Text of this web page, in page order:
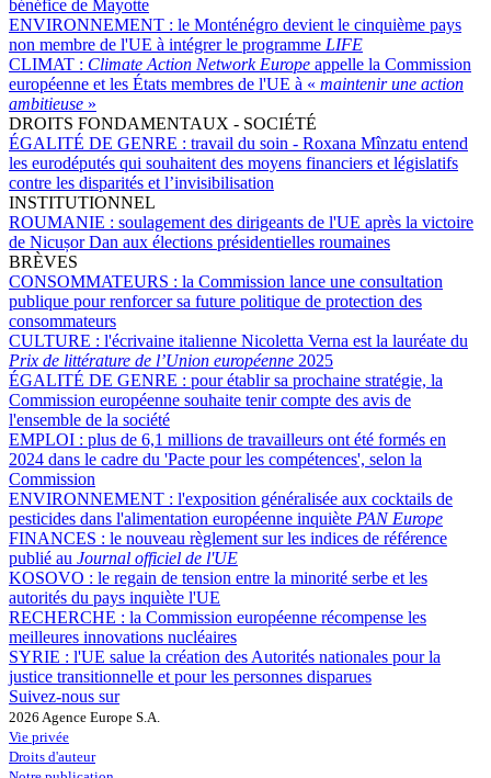
bénéfice de Mayotte
ENVIRONNEMENT : le Monténégro devient le cinquième pays
non membre de l'UE à intégrer le programme LIFE
CLIMAT : Climate Action Network Europe appelle la Commission
européenne et les États membres de l'UE à « maintenir une action
ambitieuse »
DROITS FONDAMENTAUX - SOCIÉTÉ
ÉGALITÉ DE GENRE : travail du soin - Roxana Mînzatu entend
les eurodéputés qui souhaitent des moyens financiers et législatifs
contre les disparités et l’invisibilisation
INSTITUTIONNEL
ROUMANIE : soulagement des dirigeants de l'UE après la victoire
de Nicușor Dan aux élections présidentielles roumaines
BRÈVES
CONSOMMATEURS : la Commission lance une consultation
publique pour renforcer sa future politique de protection des
consommateurs
CULTURE : l'écrivaine italienne Nicoletta Verna est la lauréate du
Prix de littérature de l’Union européenne 2025
ÉGALITÉ DE GENRE : pour établir sa prochaine stratégie, la
Commission européenne souhaite tenir compte des avis de
l'ensemble de la société
EMPLOI : plus de 6,1 millions de travailleurs ont été formés en
2024 dans le cadre du 'Pacte pour les compétences', selon la
Commission
ENVIRONNEMENT : l'exposition généralisée aux cocktails de
pesticides dans l'alimentation européenne inquiète PAN Europe
FINANCES : le nouveau règlement sur les indices de référence
publié au Journal officiel de l'UE
KOSOVO : le regain de tension entre la minorité serbe et les
autorités du pays inquiète l'UE
RECHERCHE : la Commission européenne récompense les
meilleures innovations nucléaires
SYRIE : l'UE salue la création des Autorités nationales pour la
justice transitionnelle et pour les personnes disparues
Suivez-nous sur
2026 Agence Europe S.A.
Vie privée
Droits d'auteur